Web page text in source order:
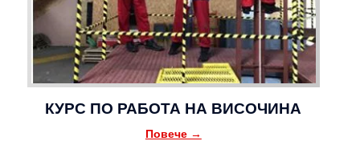
КУРС ПО РАБОТА НА ВИСОЧИНА
Повече →